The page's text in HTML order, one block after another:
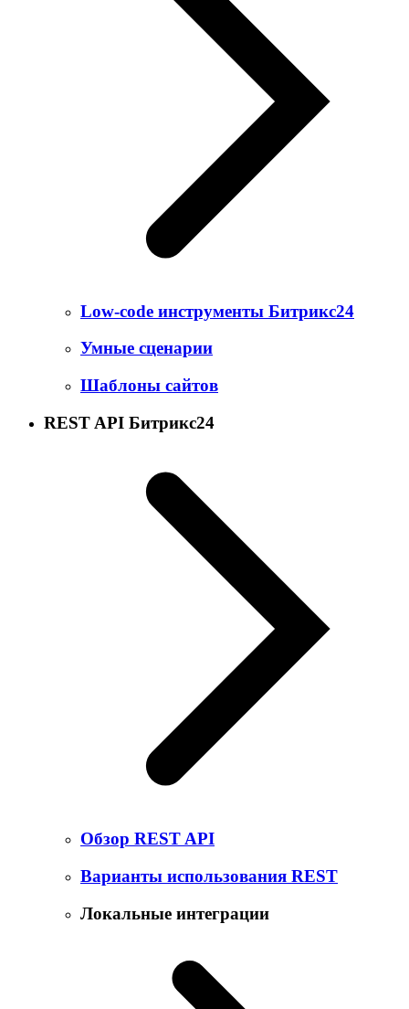
Low-code инструменты Битрикс24
Умные сценарии
Шаблоны сайтов
REST API Битрикс24
Обзор REST API
Варианты использования REST
Локальные интеграции